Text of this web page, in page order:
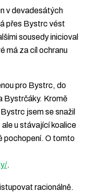
v devadesátých
přes Bystrc vést
sousedy inicioval
má za cíl ochranu
pro Bystrc, do
Bystrčáky. Kromě
jsem se snažil
u stávající koalice
pochopení. O tomto
.
racionálně.